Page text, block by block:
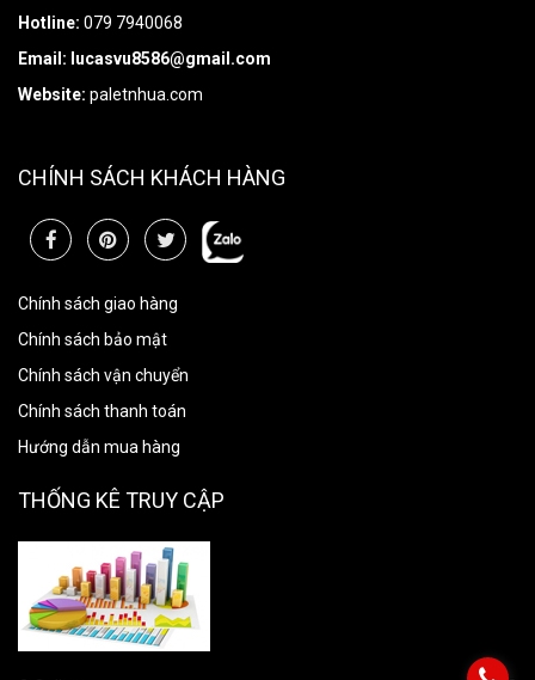
Hotline: 079 7940068
Email: lucasvu8586@gmail.com
Website: paletnhua.com
CHÍNH SÁCH KHÁCH HÀNG
Chính sách giao hàng
Chính sách bảo mật
Chính sách vận chuyển
Chính sách thanh toán
Hướng dẫn mua hàng
THỐNG KÊ TRUY CẬP